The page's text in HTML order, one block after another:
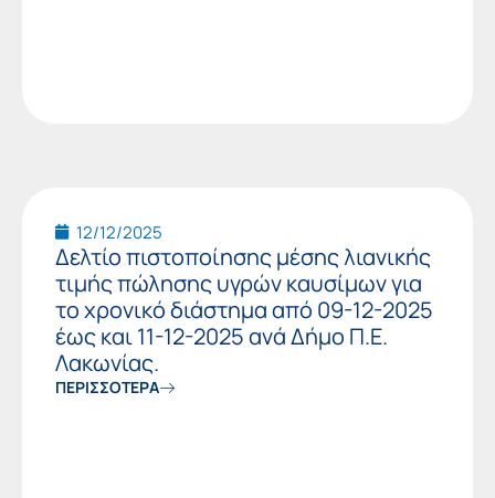
12/12/2025
Δελτίο πιστοποίησης μέσης λιανικής
τιμής πώλησης υγρών καυσίμων για
το χρονικό διάστημα από 09-12-2025
έως και 11-12-2025 ανά Δήμο Π.Ε.
Λακωνίας.
ΠΕΡΙΣΣΟΤΕΡΑ